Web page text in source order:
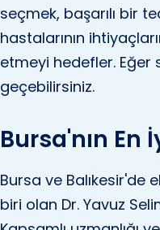
seçmek, başarılı bir
hastalarının
etmeyi hedefler. Eğer
geçebilirsiniz.
Bursa'nın En
Bursa ve Balıkesir'de
biri olan Dr. Yavuz